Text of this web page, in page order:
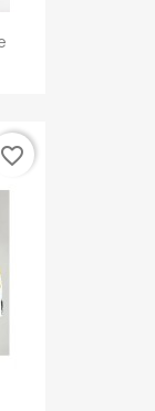
favorite_border